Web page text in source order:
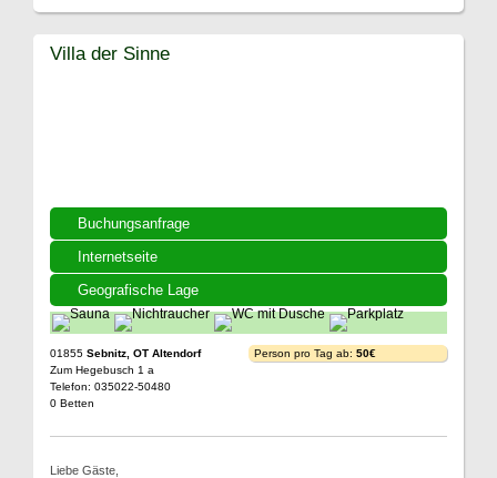
Buchungsanfrage
Internetseite
Geografische Lage
Villa der Sinne
01855 Sebnitz, OT Altendorf
Zum Hegebusch 1 a
Telefon: 035022-50480
0 Betten
Person pro Tag ab: 50€
Liebe Gäste,